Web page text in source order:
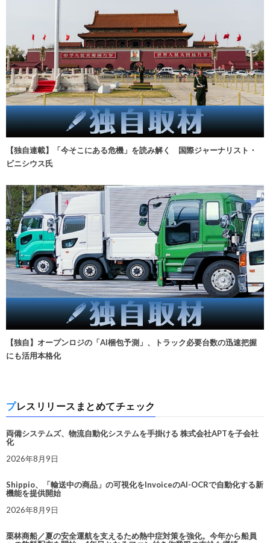
【独自連載】「今そこにある危機」を読み解く 国際ジャーナリスト・
ビニシウス氏
【独自】オープンロジの「AI梱包予測」、トラック必要台数の迅速把握
にも活用本格化
プレスリリースまとめてチェック
両備システムズ、物流自動化システムを手掛ける 株式会社APTを子会社
化
2026年8月9日
Shippio、「輸送中の商品」の可視化をInvoiceのAI-OCRで自動化する新
機能を提供開始
2026年8月9日
栗林商船／夏の安全運航を支えるため熱中症対策を強化。今年から船員